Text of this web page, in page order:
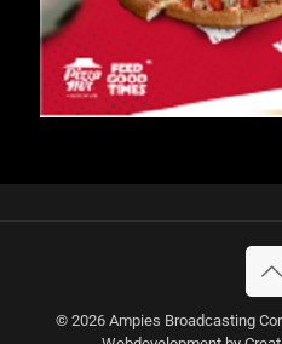
© 2026 Ampies Broadcasting